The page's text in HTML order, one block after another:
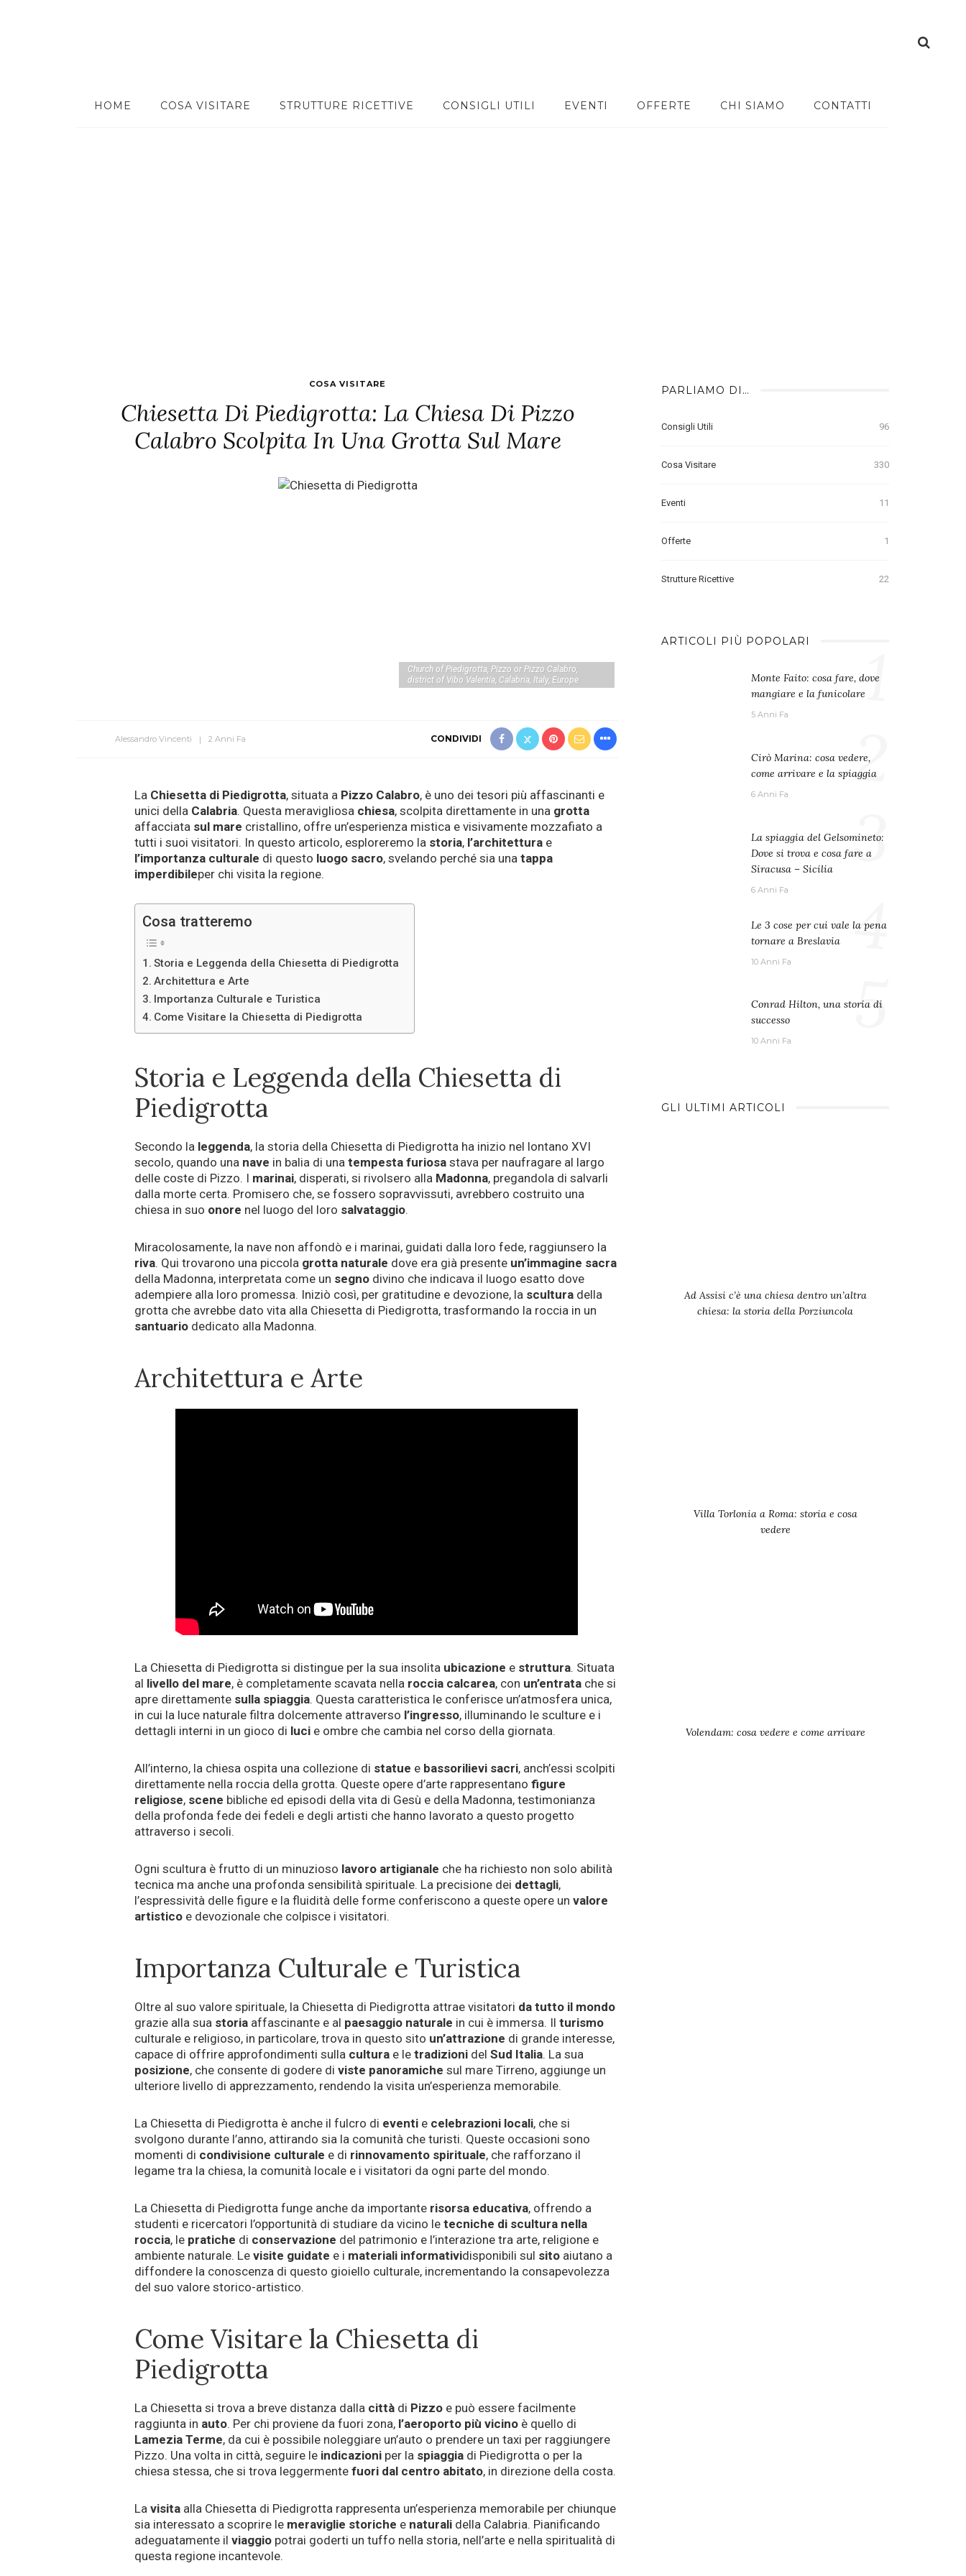
HOME COSA VISITARE STRUTTURE RICETTIVE CONSIGLI UTILI EVENTI OFFERTE CHI SIAMO CONTATTI
COSA VISITARE
Chiesetta Di Piedigrotta: La Chiesa Di Pizzo
Calabro Scolpita In Una Grotta Sul Mare
Church of Piedigrotta, Pizzo or Pizzo Calabro,
district of Vibo Valentia, Calabria, Italy, Europe
Alessandro Vincenti 2 Anni Fa CONDIVIDI
La Chiesetta di Piedigrotta, situata a Pizzo Calabro, è uno dei tesori più affascinanti e
unici della Calabria. Questa meravigliosa chiesa, scolpita direttamente in una grotta
affacciata sul mare cristallino, offre un’esperienza mistica e visivamente mozzafiato a
tutti i suoi visitatori. In questo articolo, esploreremo la storia, l’architettura e
l’importanza culturale di questo luogo sacro, svelando perché sia una tappa
imperdibileper chi visita la regione.
Cosa tratteremo
Storia e Leggenda della Chiesetta di Piedigrotta
Architettura e Arte
Importanza Culturale e Turistica
Come Visitare la Chiesetta di Piedigrotta
Storia e Leggenda della Chiesetta di
Piedigrotta
Secondo la leggenda, la storia della Chiesetta di Piedigrotta ha inizio nel lontano XVI
secolo, quando una nave in balia di una tempesta furiosa stava per naufragare al largo
delle coste di Pizzo. I marinai, disperati, si rivolsero alla Madonna, pregandola di salvarli
dalla morte certa. Promisero che, se fossero sopravvissuti, avrebbero costruito una
chiesa in suo onore nel luogo del loro salvataggio.
Miracolosamente, la nave non affondò e i marinai, guidati dalla loro fede, raggiunsero la
riva. Qui trovarono una piccola grotta naturale dove era già presente un’immagine sacra
della Madonna, interpretata come un segno divino che indicava il luogo esatto dove
adempiere alla loro promessa. Iniziò così, per gratitudine e devozione, la scultura della
grotta che avrebbe dato vita alla Chiesetta di Piedigrotta, trasformando la roccia in un
santuario dedicato alla Madonna.
Architettura e Arte
La Chiesetta di Piedigrotta si distingue per la sua insolita ubicazione e struttura. Situata
al livello del mare, è completamente scavata nella roccia calcarea, con un’entrata che si
apre direttamente sulla spiaggia. Questa caratteristica le conferisce un’atmosfera unica,
in cui la luce naturale filtra dolcemente attraverso l’ingresso, illuminando le sculture e i
dettagli interni in un gioco di luci e ombre che cambia nel corso della giornata.
All’interno, la chiesa ospita una collezione di statue e bassorilievi sacri, anch’essi scolpiti
direttamente nella roccia della grotta. Queste opere d’arte rappresentano figure
religiose, scene bibliche ed episodi della vita di Gesù e della Madonna, testimonianza
della profonda fede dei fedeli e degli artisti che hanno lavorato a questo progetto
attraverso i secoli.
Ogni scultura è frutto di un minuzioso lavoro artigianale che ha richiesto non solo abilità
tecnica ma anche una profonda sensibilità spirituale. La precisione dei dettagli,
l’espressività delle figure e la fluidità delle forme conferiscono a queste opere un valore
artistico e devozionale che colpisce i visitatori.
Importanza Culturale e Turistica
Oltre al suo valore spirituale, la Chiesetta di Piedigrotta attrae visitatori da tutto il mondo
grazie alla sua storia affascinante e al paesaggio naturale in cui è immersa. Il turismo
culturale e religioso, in particolare, trova in questo sito un’attrazione di grande interesse,
capace di offrire approfondimenti sulla cultura e le tradizioni del Sud Italia. La sua
posizione, che consente di godere di viste panoramiche sul mare Tirreno, aggiunge un
ulteriore livello di apprezzamento, rendendo la visita un’esperienza memorabile.
La Chiesetta di Piedigrotta è anche il fulcro di eventi e celebrazioni locali, che si
svolgono durante l’anno, attirando sia la comunità che turisti. Queste occasioni sono
momenti di condivisione culturale e di rinnovamento spirituale, che rafforzano il
legame tra la chiesa, la comunità locale e i visitatori da ogni parte del mondo.
La Chiesetta di Piedigrotta funge anche da importante risorsa educativa, offrendo a
studenti e ricercatori l’opportunità di studiare da vicino le tecniche di scultura nella
roccia, le pratiche di conservazione del patrimonio e l’interazione tra arte, religione e
ambiente naturale. Le visite guidate e i materiali informatividisponibili sul sito aiutano a
diffondere la conoscenza di questo gioiello culturale, incrementando la consapevolezza
del suo valore storico-artistico.
Come Visitare la Chiesetta di
Piedigrotta
La Chiesetta si trova a breve distanza dalla città di Pizzo e può essere facilmente
raggiunta in auto. Per chi proviene da fuori zona, l’aeroporto più vicino è quello di
Lamezia Terme, da cui è possibile noleggiare un’auto o prendere un taxi per raggiungere
Pizzo. Una volta in città, seguire le indicazioni per la spiaggia di Piedigrotta o per la
chiesa stessa, che si trova leggermente fuori dal centro abitato, in direzione della costa.
La visita alla Chiesetta di Piedigrotta rappresenta un’esperienza memorabile per chiunque
sia interessato a scoprire le meraviglie storiche e naturali della Calabria. Pianificando
adeguatamente il viaggio potrai goderti un tuffo nella storia, nell’arte e nella spiritualità di
questa regione incantevole.
PARLIAMO DI…
Consigli Utili 96
Cosa Visitare 330
Eventi 11
Offerte 1
Strutture Ricettive 22
ARTICOLI PIÙ POPOLARI
Monte Faito: cosa fare, dove
mangiare e la funicolare
5 Anni Fa 1
Cirò Marina: cosa vedere,
come arrivare e la spiaggia
6 Anni Fa 2
La spiaggia del Gelsomineto:
Dove si trova e cosa fare a
Siracusa – Sicilia
6 Anni Fa
3
Le 3 cose per cui vale la pena
tornare a Breslavia
10 Anni Fa 4
Conrad Hilton, una storia di
successo
10 Anni Fa 5
GLI ULTIMI ARTICOLI
Ad Assisi c’è una chiesa dentro un’altra
chiesa: la storia della Porziuncola
Villa Torlonia a Roma: storia e cosa
vedere
Volendam: cosa vedere e come arrivare